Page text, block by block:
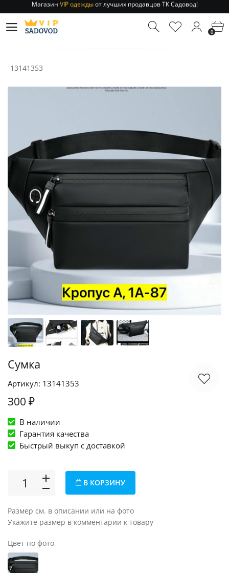
Отправление заказа 1-3 дняпо РФ и МСК!
Магазин
от лучших продавцов ТК Садовод!
Отправление заказа 1-3 дня
0
13141353
Сумка
Артикул: 13141353
300 ₽
В наличии
Гарантия качества
Быстрый выкуп c доставкой
В КОРЗИНУ
Размер см. в описании или на фото
Укажите размер в комментарии к товару
Цвет по фото